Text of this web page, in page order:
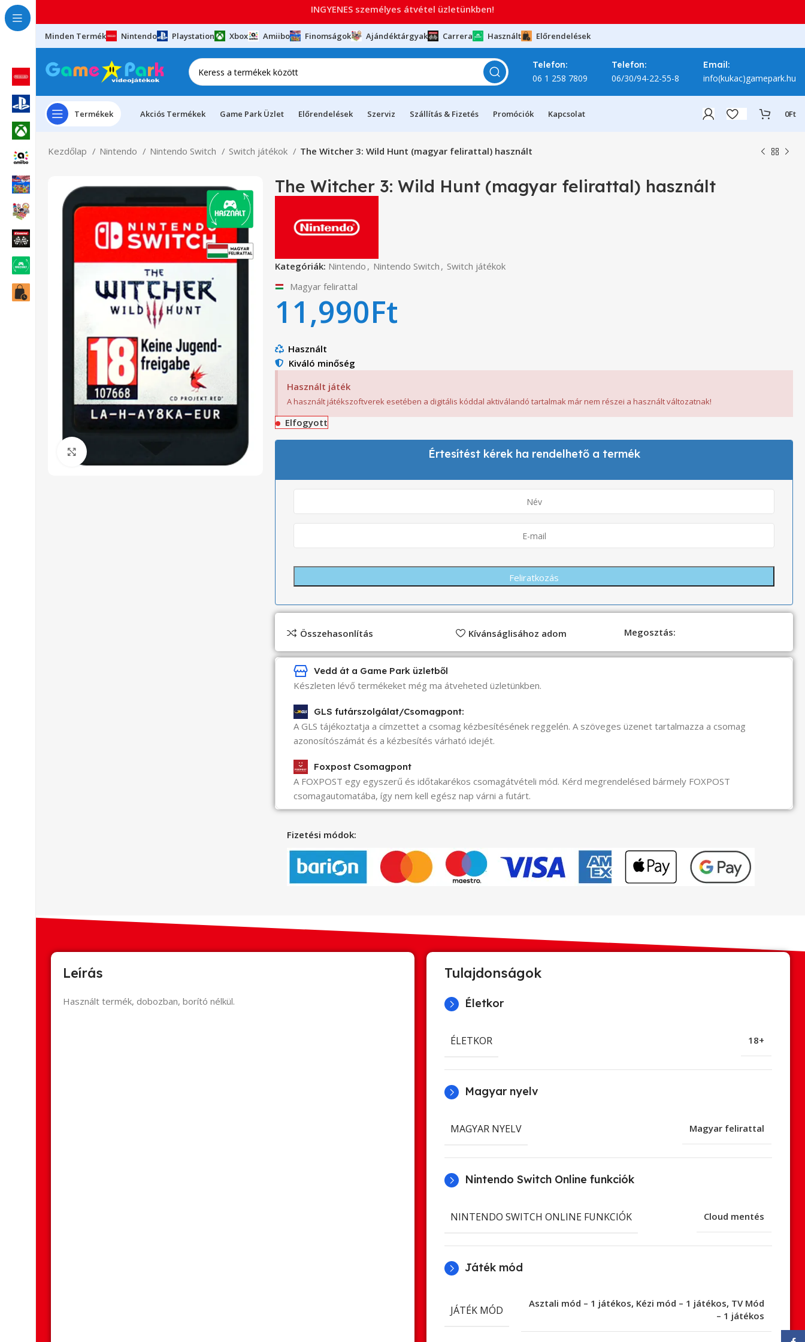
Minden Termék Nintendo Playstation Xbox Amiibo Finomságok Ajándéktárgyak Carrera Használt Előrendelések
Telefon:
06 1 258 7809
Telefon:
06/30/94-22-55-8
Email:
info(kukac)gamepark.hu
Termékek Akciós Termékek Game Park Üzlet Előrendelések Szerviz Szállítás & Fizetés Promóciók Kapcsolat 0Ft
Kezdőlap Nintendo Nintendo Switch Switch játékok The Witcher 3: Wild Hunt (magyar felirattal) használt
The Witcher 3: Wild Hunt (magyar felirattal) használt
Kategóriák: Nintendo , Nintendo Switch , Switch játékok
Magyar felirattal
11,990Ft
Használt
Kiváló minőség
Használt játék
A használt játékszoftverek esetében a digitális kóddal aktiválandó tartalmak már nem részei a használt változatnak!
Elfogyott
Értesítést kérek ha rendelhető a termék
Összehasonlítás Kívánságlisához adom Megosztás:
Vedd át a Game Park üzletből
Készleten lévő termékeket még ma átveheted üzletünkben.
GLS futárszolgálat/Csomagpont:
A GLS tájékoztatja a címzettet a csomag kézbesítésének reggelén. A szöveges üzenet tartalmazza a csomag
azonosítószámát és a kézbesítés várható idejét.
Foxpost Csomagpont
A FOXPOST egy egyszerű és időtakarékos csomagátvételi mód. Kérd megrendelésed bármely FOXPOST
csomagautomatába, így nem kell egész nap várni a futárt.
Fizetési módok:
Leírás
Használt termék, dobozban, borító nélkül.
Tulajdonságok
Életkor
ÉLETKOR 18+
Magyar nyelv
MAGYAR NYELV Magyar felirattal
Nintendo Switch Online funkciók
NINTENDO SWITCH ONLINE FUNKCIÓK Cloud mentés
Játék mód
JÁTÉK MÓD
Asztali mód – 1 játékos, Kézi mód – 1 játékos, TV Mód
– 1 játékos
INGYENES személyes átvétel üzletünkben!